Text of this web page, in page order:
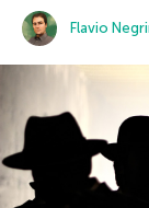
Flavio